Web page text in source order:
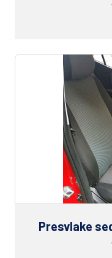
Presvlake